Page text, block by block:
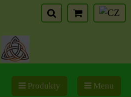
Produkty Menu